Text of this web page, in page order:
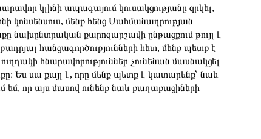
կլինի ապագայում կուսակցությանը զրկել,
կոնսենսուս, մենք հենց Սահմանադրության
նախընտրական քարոզարշավի ընթացքում թույլ է
հանցագործությունների հետ, մենք պետք է
հնարավորություններ չունենան մասնակցել
Ես սա քայլ է, որը մենք պետք է կատարենք՝ նաև
եմ, որ այս մասով ունենք նաև քաղաքացիների